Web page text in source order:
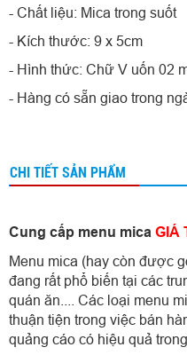
- Chất liệu: Mica trong suốt
- Kích thước: 9 x 5cm
- Hình thức: Chữ V uốn 02
- Hàng có sẵn giao trong
CHI TIẾT SẢN PHẨM
Cung cấp menu mica GIÁ
Menu mica (hay còn được
đang rất phổ biến tại các
quán ăn.... Các loại menu
thuận tiện trong việc bán
quảng cáo có hiệu quả